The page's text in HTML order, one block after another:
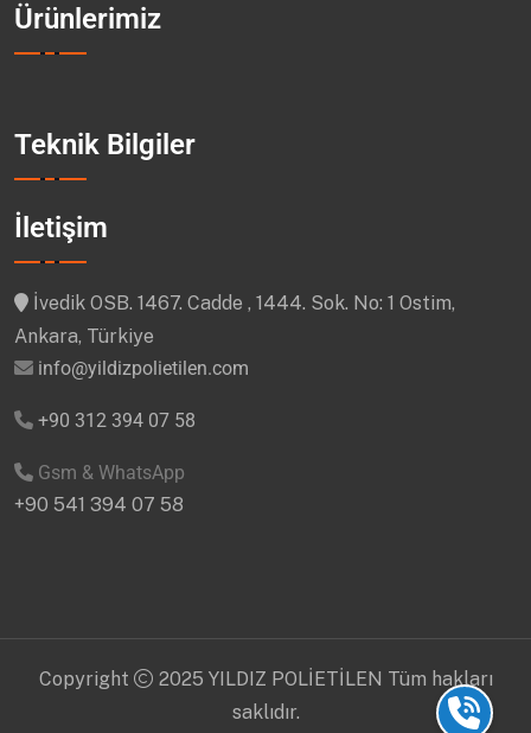
Ürünlerimiz
Teknik Bilgiler
İletişim
İvedik OSB. 1467. Cadde , 1444. Sok. No: 1 Ostim,
Ankara, Türkiye
info@yildizpolietilen.com
+90 312 394 07 58
Gsm & WhatsApp
+90 541 394 07 58
Copyright
2025 YILDIZ POLİETİLEN Tüm hakları
saklıdır.